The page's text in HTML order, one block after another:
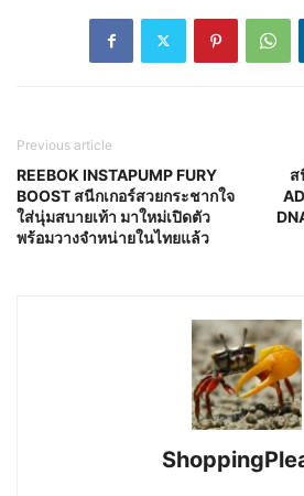
Previous article
REEBOK INSTAPUMP FURY
BOOST สนีกเกอร์สวยกระชากใจ
ใส่นุ่มสบายเท้า มาใหม่เปิดตัว
พร้อมวางจำหน่ายในไทยแล้ว
ส